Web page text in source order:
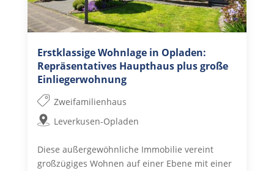
Erstklassige Wohnlage in Opladen:
Repräsentatives Haupthaus plus große
Einliegerwohnung
Zweifamilienhaus
Leverkusen-Opladen
Diese außergewöhnliche Immobilie vereint
großzügiges Wohnen auf einer Ebene mit einer